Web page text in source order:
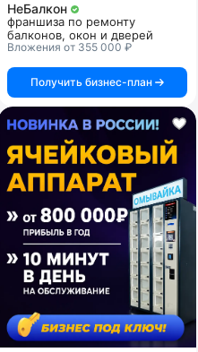
НеБалкон
франшиза по ремонту
балконов, окон и дверей
Вложения от 355 000 ₽
Получить бизнес-план